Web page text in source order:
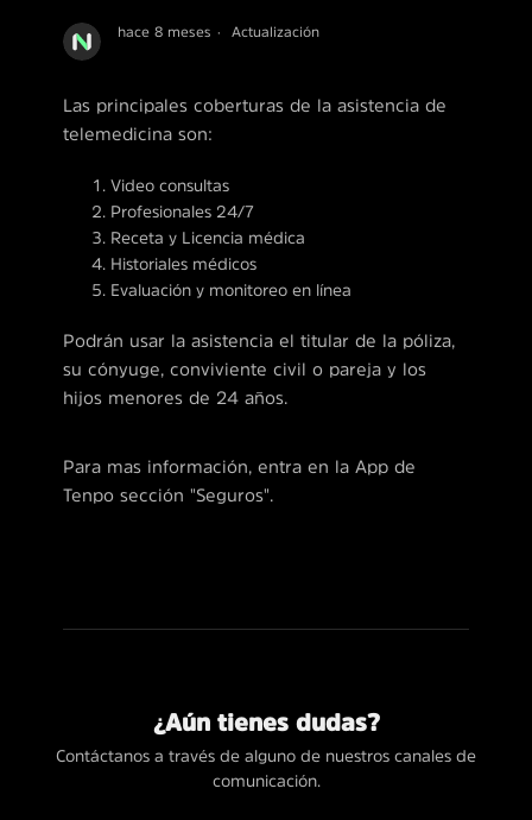
hace 8 meses Actualización
Las principales coberturas de la asistencia de
telemedicina son:
Video consultas
Profesionales 24/7
Receta y Licencia médica
Historiales médicos
Evaluación y monitoreo en línea
Podrán usar la asistencia el titular de la póliza,
su cónyuge, conviviente civil o pareja y los
hijos menores de 24 años.
Para mas información, entra en la App de
Tenpo sección "Seguros".
¿Aún tienes dudas?
Contáctanos a través de alguno de nuestros canales de
comunicación.